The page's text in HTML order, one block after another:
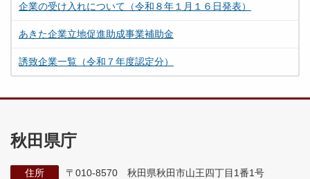
企業の受け入れについて（令和８年１月１６日発表）
あきた企業立地促進助成事業補助金
誘致企業一覧（令和７年度認定分）
秋田県庁
住所
〒010-8570 秋田県秋田市山王四丁目1番1号